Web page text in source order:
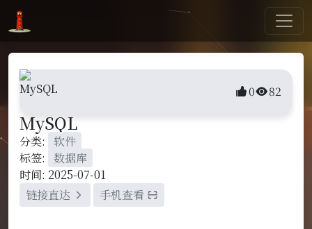
0 82
MySQL
分类:
软件
标签:
数据库
时间: 2025-07-01
链接直达
手机查看